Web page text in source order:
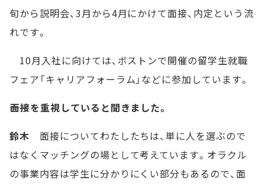
旬から説明会、3月から4月にかけて面接、内定という流
れです。
10月入社に向けては、ボストンで開催の留学生就職
フェア「キャリアフォーラム」などに参加しています。
――面接を重視していると聞きました。
鈴木 面接についてわたしたちは、単に人を選ぶので
はなくマッチングの場として考えています。オラクル
の事業内容は学生に分かりにくい部分もあるので、面